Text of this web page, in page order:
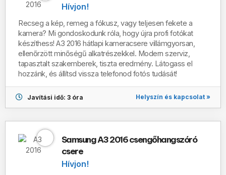
Hívjon!
Recseg a kép, remeg a fókusz, vagy teljesen fekete a
kamera? Mi gondoskodunk róla, hogy újra profi fotókat
készíthess! A3 2016 hátlapi kameracsere villámgyorsan,
ellenőrzött minőségű alkatrészekkel. Modern szerviz,
tapasztalt szakemberek, tiszta eredmény. Látogass el
hozzánk, és állítsd vissza telefonod fotós tudását!
Javítási idő: 3 óra Helyszín és kapcsolat »
Samsung A3 2016 csengőhangszóró
csere
Hívjon!